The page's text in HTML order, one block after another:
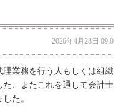
2026年4月28日
理業務を行う人もしくは組織
、またこれを通して会計士
た。